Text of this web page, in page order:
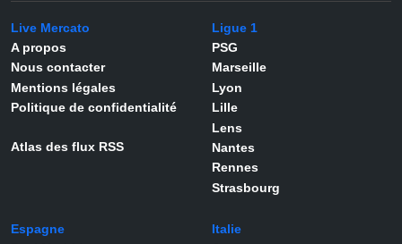
Live Mercato
A propos
Nous contacter
Mentions légales
Politique de confidentialité
Atlas des flux RSS
Ligue 1
PSG
Marseille
Lyon
Lille
Lens
Nantes
Rennes
Strasbourg
Espagne
Italie